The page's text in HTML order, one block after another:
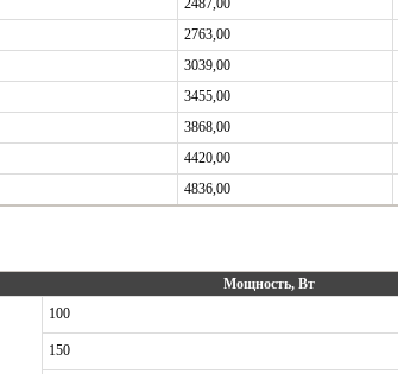
2487,00
2763,00
3039,00
3455,00
3868,00
4420,00
4836,00
Мощность, Вт
100
150